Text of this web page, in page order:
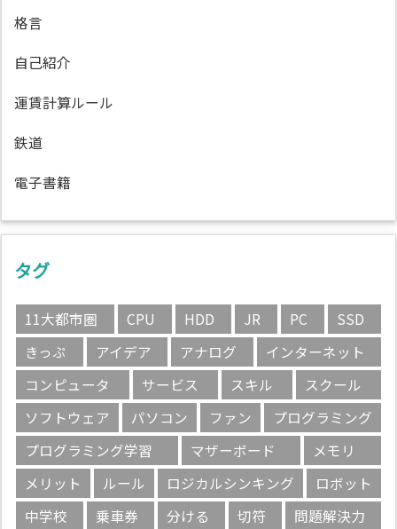
格言
自己紹介
運賃計算ルール
鉄道
電子書籍
タグ
11大都市圏 CPU HDD JR PC
SSD
きっぷ
アイデア アナログ
インターネット
コンピュータ
サービス スキル
スクール
ソフトウェア
パソコン ファン
プログラミング
プログラミング学習
マザーボード
メモリ
メリット
ルール ロジカルシンキング
ロボット
中学校
乗車券 分ける 切符
問題解決力